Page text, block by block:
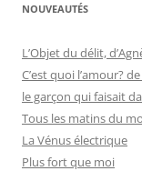
NOUVEAUTÉS
L’Objet du délit,
C’est quoi l’amour?
le garçon qui faisait
Tous les matins du
La Vénus électrique
Plus fort que moi